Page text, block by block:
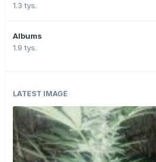
1.3 tys.
Albums
1.9 tys.
LATEST IMAGE